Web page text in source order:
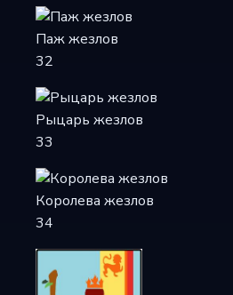
Паж жезлов
32
Рыцарь жезлов
33
Королева жезлов
34